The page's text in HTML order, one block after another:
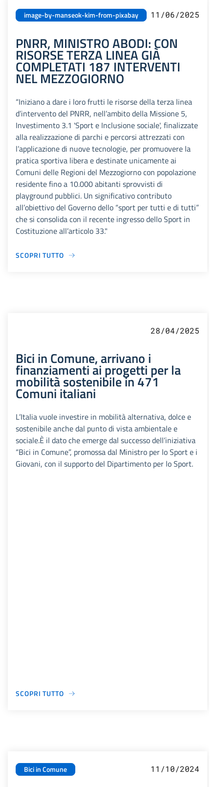
image-by-manseok-kim-from-pixabay 11/06/2025
PNRR, MINISTRO ABODI: CON
RISORSE TERZA LINEA GIÀ
COMPLETATI 187 INTERVENTI
NEL MEZZOGIORNO
“Iniziano a dare i loro frutti le risorse della terza linea
d’intervento del PNRR, nell’ambito della Missione 5,
Investimento 3.1 'Sport e Inclusione sociale', finalizzate
alla realizzazione di parchi e percorsi attrezzati con
l’applicazione di nuove tecnologie, per promuovere la
pratica sportiva libera e destinate unicamente ai
Comuni delle Regioni del Mezzogiorno con popolazione
residente fino a 10.000 abitanti sprovvisti di
playground pubblici. Un significativo contributo
all’obiettivo del Governo dello “sport per tutti e di tutti”
che si consolida con il recente ingresso dello Sport in
Costituzione all’articolo 33."
SCOPRI TUTTO
28/04/2025
Bici in Comune, arrivano i
finanziamenti ai progetti per la
mobilità sostenibile in 471
Comuni italiani
L’Italia vuole investire in mobilità alternativa, dolce e
sostenibile anche dal punto di vista ambientale e
sociale.È il dato che emerge dal successo dell’iniziativa
“Bici in Comune”, promossa dal Ministro per lo Sport e i
Giovani, con il supporto del Dipartimento per lo Sport.
SCOPRI TUTTO
Bici in Comune 11/10/2024